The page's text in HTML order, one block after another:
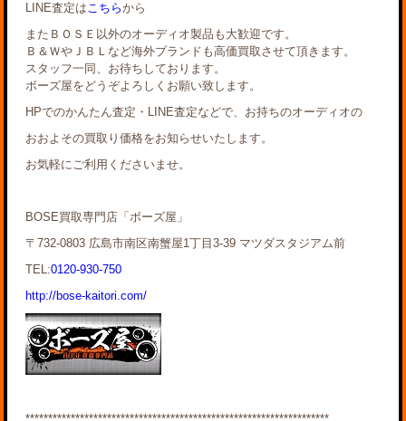
LINE査定はこちらから
またＢＯＳＥ以外のオーディオ製品も大歓迎です。
Ｂ＆ＷやＪＢＬなど海外ブランドも高価買取させて頂きます。
スタッフ一同、お待ちしております。
ボーズ屋をどうぞよろしくお願い致します。
HPでのかんたん査定・LINE査定などで、お持ちのオーディオの
おおよその買取り価格をお知らせいたします。
お気軽にご利用くださいませ。
BOSE買取専門店「ボーズ屋」
〒732-0803 広島市南区南蟹屋1丁目3-39 マツダスタジアム前
TEL:0120-930-750
http://bose-kaitori.com/